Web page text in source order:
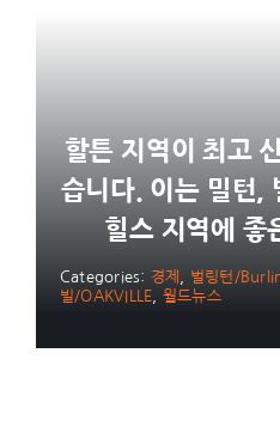
할튼 지역이 최고
습니다. 이는 밀턴,
힐스 지역에 좋
Categories: 경제 벌링턴/
빌/OAKVILLE
월드뉴스